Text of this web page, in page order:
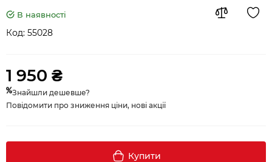
В наявності
Код: 55028
1 950 ₴
Знайшли дешевше?
Повідомити про зниження ціни, нові акції
Купити